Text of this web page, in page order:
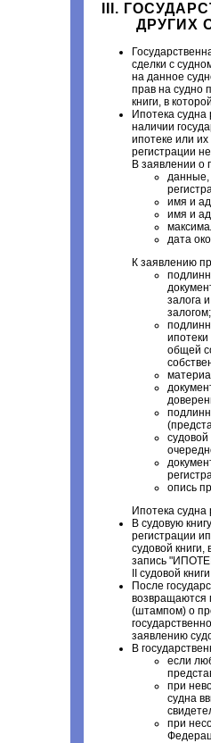
III.
ДРУГИХ
сделки с
на данное
прав на судно
книги, в
Ипотека судна
наличии
ипотеке или
регистрации
В заявлении о
данные,
имя и
имя и
дата
К заявлению
залога
залогом;
общей
опись
Ипотека судна
В судовую
регистрации
судовой книги,
запись
II судовой
После
возвращаются
(штампом) о
заявлению
В
если
при
судна
при